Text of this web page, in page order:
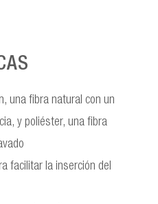
una fibra natural con un
y poliéster, una fibra
facilitar la inserción del